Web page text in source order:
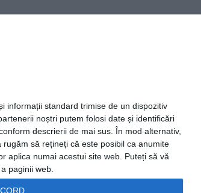
informații standard trimise de un dispozitiv
noștri putem folosi date și identificări
descrierii de mai sus. În mod alternativ,
rugăm să rețineți că este posibil ca anumite
aplica numai acestui site web. Puteți să vă
paginii web.